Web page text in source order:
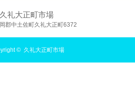
久礼大正町市場
郡中土佐町久礼大正町6372
© 久礼大正町市場